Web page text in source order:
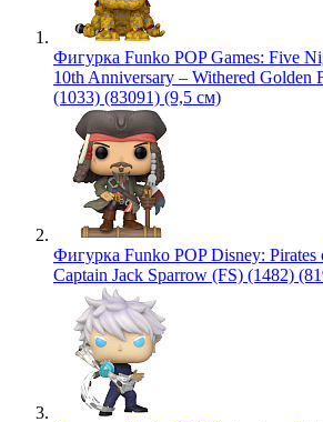
Фигурка Funko POP Games: Five
10th Anniversary – Withered Golden
(1033) (83091) (9,5 см)
Фигурка Funko POP Disney: Pirates
Captain Jack Sparrow (FS) (1482)